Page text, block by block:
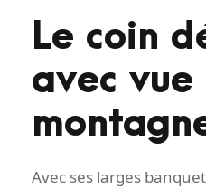
Le coin
avec vue
Avec ses larges